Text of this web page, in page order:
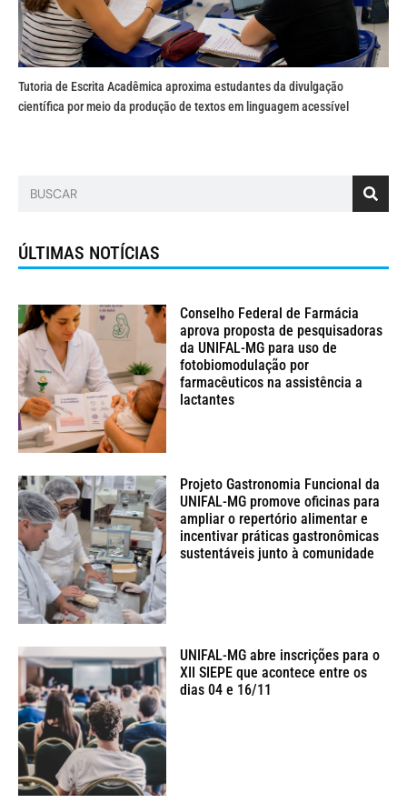
Tutoria de Escrita Acadêmica aproxima estudantes da divulgação
científica por meio da produção de textos em linguagem acessível
ÚLTIMAS NOTÍCIAS
Conselho Federal de Farmácia
aprova proposta de pesquisadoras
da UNIFAL-MG para uso de
fotobiomodulação por
farmacêuticos na assistência a
lactantes
Projeto Gastronomia Funcional da
UNIFAL-MG promove oficinas para
ampliar o repertório alimentar e
incentivar práticas gastronômicas
sustentáveis junto à comunidade
UNIFAL-MG abre inscrições para o
XII SIEPE que acontece entre os
dias 04 e 16/11